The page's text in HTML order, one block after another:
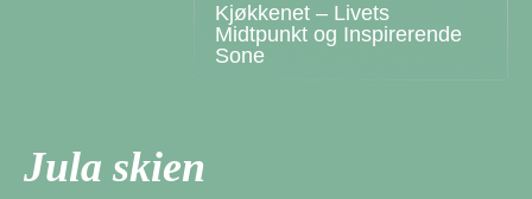
Kjøkkenet – Livets
Midtpunkt og Inspirerende
Sone
Jula skien